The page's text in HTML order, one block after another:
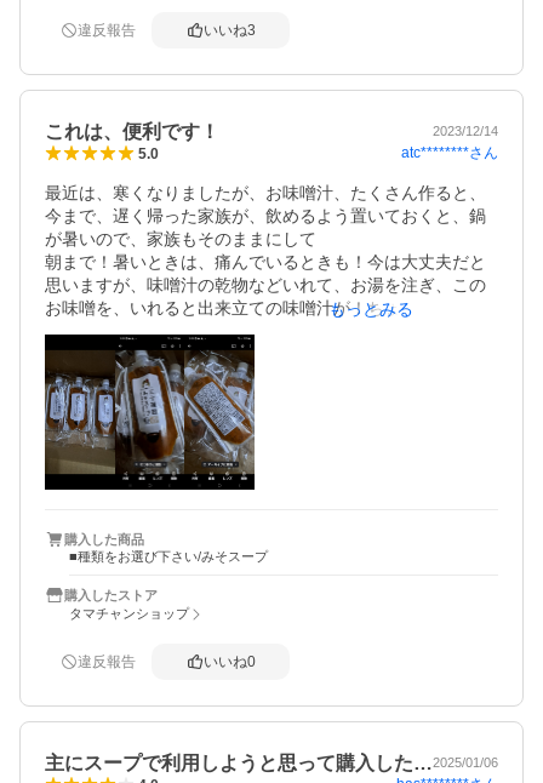
違反報告 いいね3
これは、便利です！ 2023/12/14
5.0 atc********さん
最近は、寒くなりましたが、お味噌汁、たくさん作ると、
今まで、遅く帰った家族が、飲めるよう置いておくと、鍋
が暑いので、家族もそのままにして
朝まで！暑いときは、痛んでいるときも！今は大丈夫だと
思いますが、味噌汁の乾物などいれて、お湯を注ぎ、この
お味噌を、いれると出来立ての味噌汁が！ちょっとはまっ
てます！楽チンだし！
もっとみる
購入した商品
■種類をお選び下さい/みそスープ
購入したストア
タマチャンショップ
違反報告 いいね0
主にスープで利用しようと思って購入した…2025/01/06